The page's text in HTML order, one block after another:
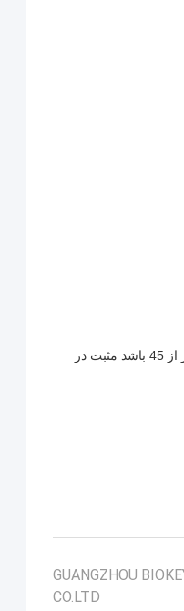
توجه: نتیجه به عنوان ناحیه خاکستری ارزیابی می شود که باید دوباره بررسی شود.اگر نتیجه بررسی مجدد Ct کمتر از 45 باشد مثبت در
GUANGZHOU
CO.LTD